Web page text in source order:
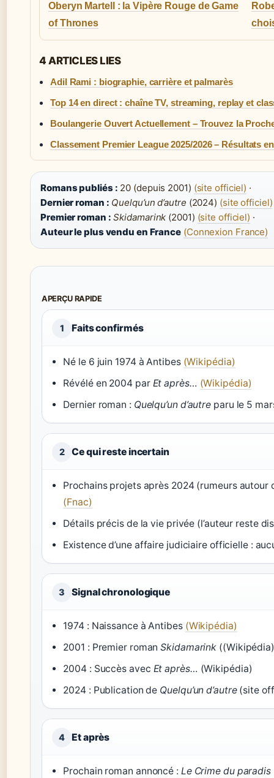
Oberyn Martell : la Vipère Rouge de Game
of Thrones
4 ARTICLES LIES
Adil Rami : biographie, carrière et palmarès
Top 14 en direct : chaîne TV, streaming, replay et
Boulangerie Ouvert Actuellement – Trouvez la
Classement Premier League 2025/2026 – Résultats
Romans publiés : 20 (depuis 2001) (site officiel) ·
Dernier roman : Quelqu’un d’autre (2024) (site officiel)
Premier roman : Skidamarink (2001) (site officiel) ·
Auteur le plus vendu en France (Connexion France)
APERÇU RAPIDE
1 Faits confirmés
Né le 6 juin 1974 à Antibes (Wikipédia)
Révélé en 2004 par Et après… (Wikipédia)
Dernier roman : Quelqu’un d’autre paru le 5
2 Ce qui reste incertain
Prochains projets après 2024 (rumeurs autour
(Fnac)
Détails précis de la vie privée (l’auteur reste
Existence d’une affaire judiciaire officielle :
3 Signal chronologique
1974 : Naissance à Antibes (Wikipédia)
2001 : Premier romanSkidamarink
2004 : Succès avec Et après… (Wikipédia)
2024 : Publication de Quelqu’un d’autre(site
4 Et après
Prochain roman annoncé : Le Crime du paradis